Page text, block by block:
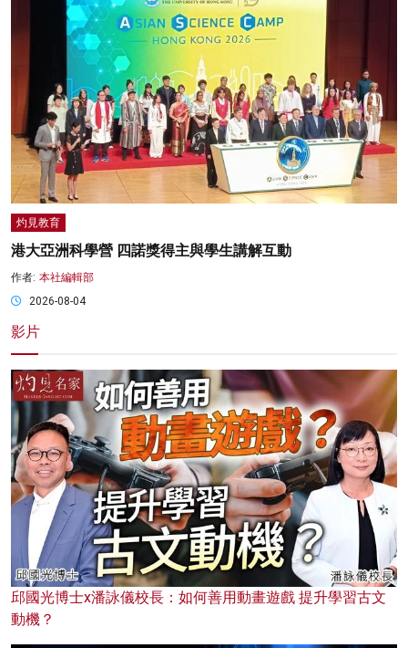
灼見教育
港大亞洲科學營 四諾獎得主與學生講解互動
作者: 本社編輯部
2026-08-04
影片
邱國光博士x潘詠儀校長：如何善用動畫遊戲 提升學習古文
動機？